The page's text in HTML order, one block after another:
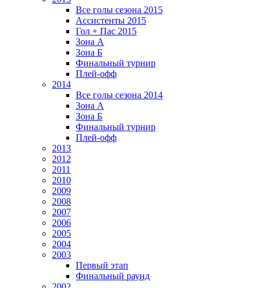
Все голы сезона 2015
Ассистенты 2015
Гол + Пас 2015
Зона А
Зона Б
Финальный турнир
Плей-офф
2014
Все голы сезона 2014
Зона А
Зона Б
Финальный турнир
Плей-офф
2013
2012
2011
2010
2009
2008
2007
2006
2005
2004
2003
Первый этап
Финальный раунд